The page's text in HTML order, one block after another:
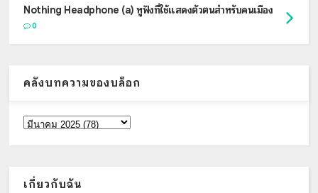
Nothing Headphone (a) หูฟังที่ใช้แสดงตัวตนสำหรับคนเมือง
0
คลังบทความของบล็อก
เกี่ยวกับฉัน